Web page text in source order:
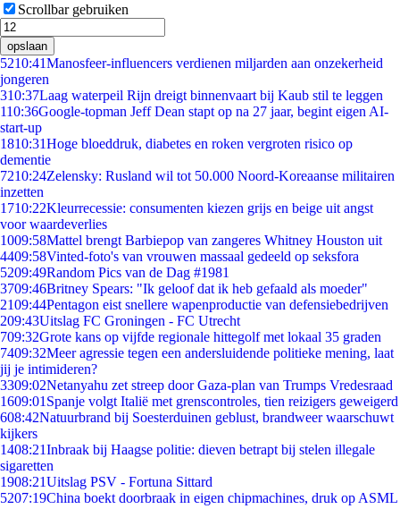
Scrollbar gebruiken
opslaan
5210:41Manosfeer-influencers verdienen miljarden aan onzekerheid
jongeren
310:37Laag waterpeil Rijn dreigt binnenvaart bij Kaub stil te leggen
110:36Google-topman Jeff Dean stapt op na 27 jaar, begint eigen AI-
start-up
1810:31Hoge bloeddruk, diabetes en roken vergroten risico op
dementie
7210:24Zelensky: Rusland wil tot 50.000 Noord-Koreaanse militairen
inzetten
1710:22Kleurrecessie: consumenten kiezen grijs en beige uit angst
voor waardeverlies
1009:58Mattel brengt Barbiepop van zangeres Whitney Houston uit
4409:58Vinted-foto's van vrouwen massaal gedeeld op seksfora
5209:49Random Pics van de Dag #1981
3709:46Britney Spears: "Ik geloof dat ik heb gefaald als moeder"
2109:44Pentagon eist snellere wapenproductie van defensiebedrijven
209:43Uitslag FC Groningen - FC Utrecht
709:32Grote kans op vijfde regionale hittegolf met lokaal 35 graden
7409:32Meer agressie tegen een andersluidende politieke mening, laat
jij je intimideren?
3309:02Netanyahu zet streep door Gaza-plan van Trumps Vredesraad
1609:01 Spanje volgt Italië met grenscontroles, tien reizigers geweigerd
608:42Natuurbrand bij Soesterduinen geblust, brandweer waarschuwt
kijkers
1408:21Inbraak bij Haagse politie: dieven betrapt bij stelen illegale
sigaretten
1908:21Uitslag PSV - Fortuna Sittard
5207:19China boekt doorbraak in eigen chipmachines, druk op ASML